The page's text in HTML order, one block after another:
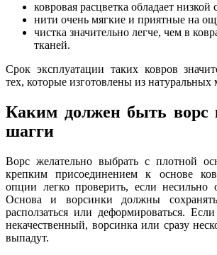
ковровая расцветка обладает низкой
нити очень мягкие и приятные на
чистка значительно легче, чем в
тканей.
Срок эксплуатации таких ковров
тех, которые изготовлены из натуральных
Каким должен быть ворс
шагги
Ворс желательно выбрать с плотной
крепким присоединением к основе
опции легко проверить, если несильно
Основа и ворсинки должны
расползаться или деформироваться.
некачественный, ворсинка или сразу
выпадут.